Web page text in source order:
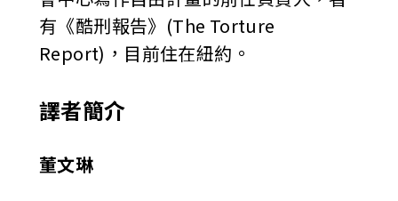
有《酷刑報告》(The Torture
Report)，目前住在紐約。
譯者簡介
董文琳